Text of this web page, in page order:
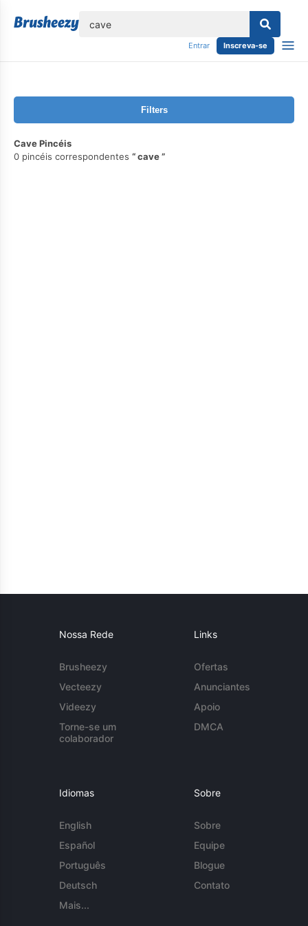
Entrar Inscreva-se
Filters
Cave Pincéis
0 pincéis correspondentes
cave
Nossa Rede
Brusheezy
Vecteezy
Videezy
Torne-se um
colaborador
Links
Ofertas
Anunciantes
Apoio
DMCA
Idiomas
English
Español
Português
Deutsch
Mais...
Sobre
Sobre
Equipe
Blogue
Contato